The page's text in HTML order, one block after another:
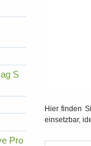
Hier finden
einsetzbar,
S
Pro